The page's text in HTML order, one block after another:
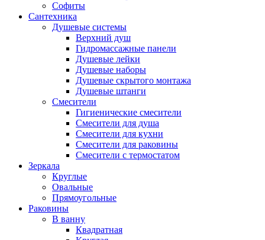
Софиты
Сантехника
Душевые системы
Верхний душ
Гидромассажные панели
Душевые лейки
Душевые наборы
Душевые скрытого монтажа
Душевые штанги
Смесители
Гигиенические смесители
Смесители для душа
Смесители для кухни
Смесители для раковины
Смесители с термостатом
Зеркала
Круглые
Овальные
Прямоугольные
Раковины
В ванну
Квадратная